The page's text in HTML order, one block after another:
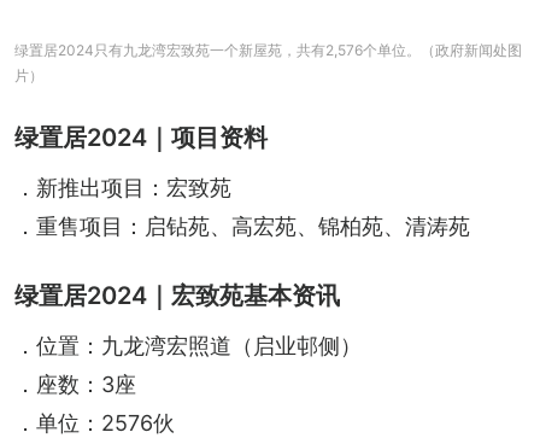
绿置居2024只有九龙湾宏致苑一个新屋苑，共有2,576个单位。（政府新闻处图
片）
绿置居2024｜项目资料
．新推出项目：宏致苑
．重售项目：启钻苑、高宏苑、锦柏苑、清涛苑
绿置居2024｜宏致苑基本资讯
．位置：九龙湾宏照道（启业邨侧）
．座数：3座
．单位：2576伙